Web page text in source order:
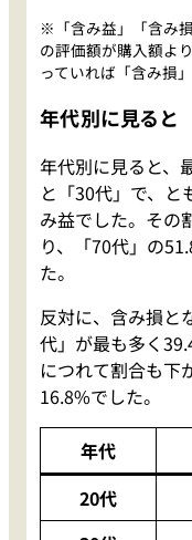
※「含み益」「含み
の評価額が購入額よ
っていれば「含み損
年代別に見ると
年代別に見ると、
と「30代」で、
み益でした。その
り、「70代」の
た。
反対に、含み損と
代」が最も多く
につれて割合も下
16.8%でした。
年代
20代